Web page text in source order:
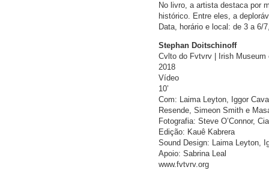
No livro, a artista destaca por
histórico. Entre eles, a
Data, horário e local: de 3 a 6/
Stephan Doitschinoff
Cvlto do Fvtvrv | Irish Museum
2018
Vídeo
10’
Com: Laima Leyton, Iggor
Resende, Simeon Smith e
Fotografia: Steve O’Connor,
Edição: Kauê Kabrera
Sound Design: Laima Leyton,
Apoio: Sabrina Leal
www.fvtvrv.org